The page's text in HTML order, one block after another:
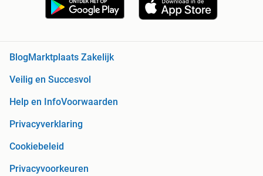
BlogMarktplaats Zakelijk
Veilig en Succesvol
Help en InfoVoorwaarden
Privacyverklaring
Cookiebeleid
Privacyvoorkeuren